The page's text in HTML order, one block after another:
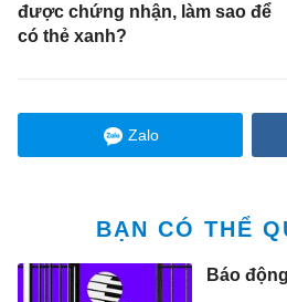
được chứng nhận, làm sao để
có thẻ xanh?
Zalo
BẠN CÓ THỂ
Báo